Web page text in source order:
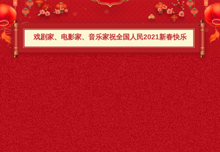
戏剧家、电影家、音乐家祝全国人民2021新春快乐